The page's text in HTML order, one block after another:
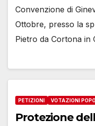
Convenzione di
Ottobre, presso la
Pietro da Cortona in
PETIZIONI VOTAZIONI
Protezione